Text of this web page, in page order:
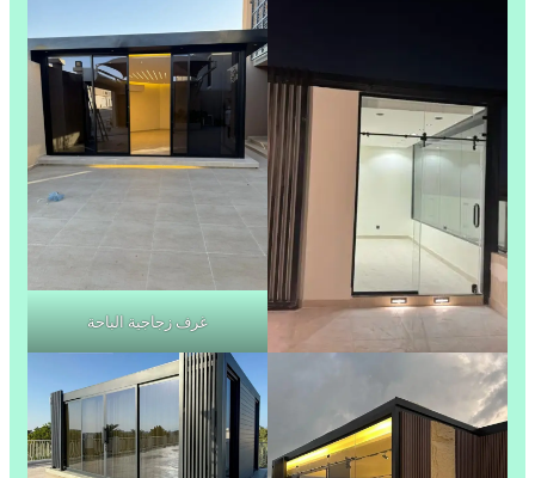
غرف زجاجية الباحة